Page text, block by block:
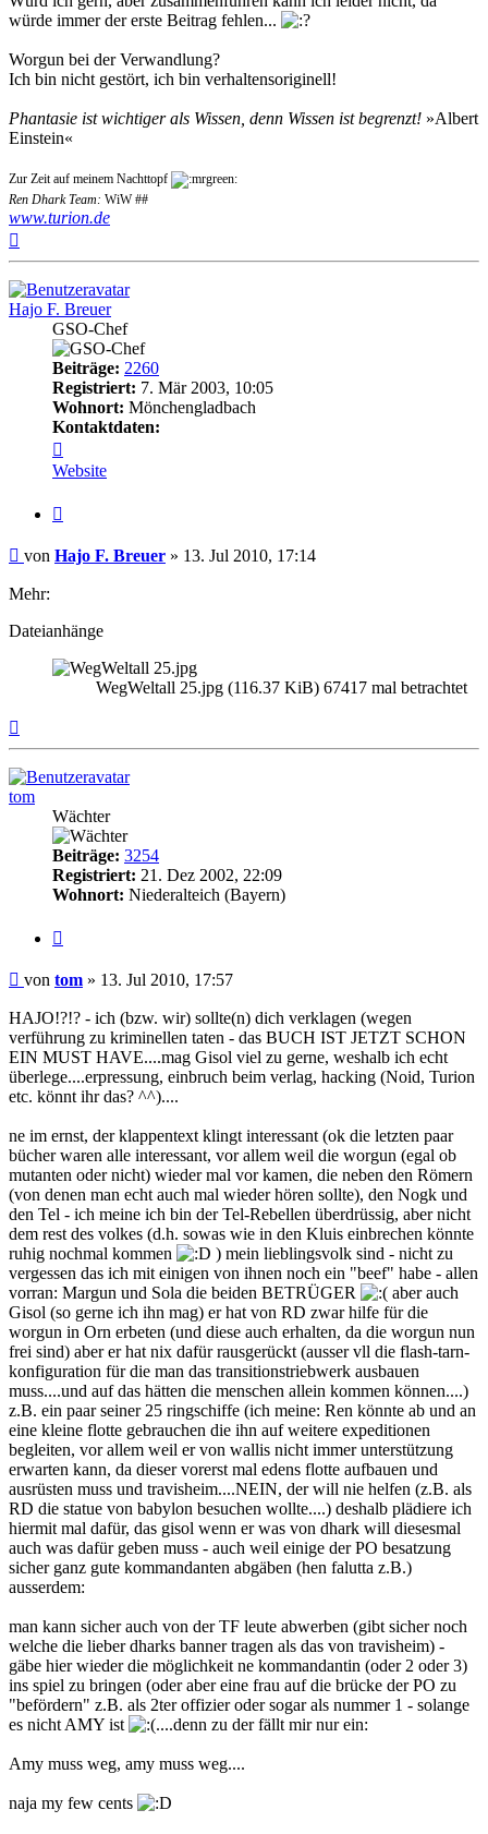
würde immer der erste Beitrag fehlen...
Worgun bei der Verwandlung?
Ich bin nicht gestört, ich bin verhaltensoriginell!
Phantasie ist wichtiger als Wissen, denn Wissen ist begrenzt! »Albert
Einstein«
Zur Zeit auf meinem Nachttopf
Ren Dhark Team: WiW ##
www.turion.de
Hajo F. Breuer
GSO-Chef
Beiträge: 2260
Registriert: 7. Mär 2003, 10:05
Wohnort: Mönchengladbach
Kontaktdaten:
von
Hajo
Breuer
Website
Beitrag
von Hajo F. Breuer » 13. Jul 2010, 17:14
Mehr:
Dateianhänge
WegWeltall 25.jpg (116.37 KiB) 67417 mal betrachtet
tom
Wächter
Beiträge: 3254
Registriert: 21. Dez 2002, 22:09
Wohnort: Niederalteich (Bayern)
Beitrag
von tom » 13. Jul 2010, 17:57
HAJO!?!? - ich (bzw. wir) sollte(n) dich verklagen (wegen
verführung zu kriminellen taten - das BUCH IST JETZT SCHON
EIN MUST HAVE....mag Gisol viel zu gerne, weshalb ich echt
überlege....erpressung, einbruch beim verlag, hacking (Noid, Turion
etc. könnt ihr das? ^^)....
ne im ernst, der klappentext klingt interessant (ok die letzten paar
bücher waren alle interessant, vor allem weil die worgun (egal ob
mutanten oder nicht) wieder mal vor kamen, die neben den Römern
(von denen man echt auch mal wieder hören sollte), den Nogk und
den Tel - ich meine ich bin der Tel-Rebellen überdrüssig, aber nicht
dem rest des volkes (d.h. sowas wie in den Kluis einbrechen könnte
ruhig nochmal kommen
) mein lieblingsvolk sind - nicht zu
vergessen das ich mit einigen von ihnen noch ein "beef" habe - allen
vorran: Margun und Sola die beiden BETRÜGER
aber auch
Gisol (so gerne ich ihn mag) er hat von RD zwar hilfe für die
worgun in Orn erbeten (und diese auch erhalten, da die worgun nun
frei sind) aber er hat nix dafür rausgerückt (ausser vll die flash-tarn-
konfiguration für die man das transitionstriebwerk ausbauen
muss....und auf das hätten die menschen allein kommen können....)
z.B. ein paar seiner 25 ringschiffe (ich meine: Ren könnte ab und an
eine kleine flotte gebrauchen die ihn auf weitere expeditionen
begleiten, vor allem weil er von wallis nicht immer unterstützung
erwarten kann, da dieser vorerst mal edens flotte aufbauen und
ausrüsten muss und travisheim....NEIN, der will nie helfen (z.B. als
RD die statue von babylon besuchen wollte....) deshalb plädiere ich
hiermit mal dafür, das gisol wenn er was von dhark will diesesmal
auch was dafür geben muss - auch weil einige der PO besatzung
sicher ganz gute kommandanten abgäben (hen falutta z.B.)
ausserdem:
man kann sicher auch von der TF leute abwerben (gibt sicher noch
welche die lieber dharks banner tragen als das von travisheim) -
gäbe hier wieder die möglichkeit ne kommandantin (oder 2 oder 3)
ins spiel zu bringen (oder aber eine frau auf die brücke der PO zu
"befördern" z.B. als 2ter offizier oder sogar als nummer 1 - solange
es nicht AMY ist
....denn zu der fällt mir nur ein:
Amy muss weg, amy muss weg....
naja my few cents